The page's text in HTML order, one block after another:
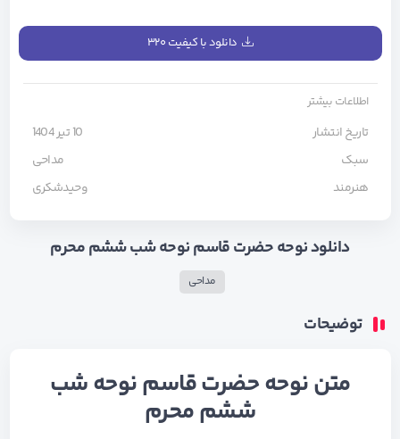
دانلود با کیفیت ۳۲۰
اطلاعات بیشتر
تاریخ انتشار
10 تیر 1404
سبک
مداحی
هنرمند
وحیدشکری
دانلود نوحه حضرت قاسم نوحه شب ششم محرم
مداحی
توضیحات
متن نوحه حضرت قاسم نوحه شب
ششم محرم